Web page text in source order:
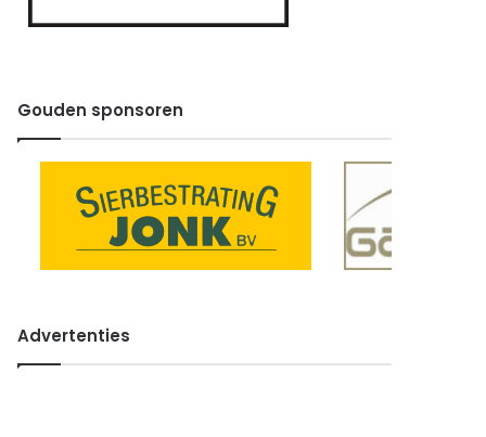
Gouden sponsoren
Advertenties